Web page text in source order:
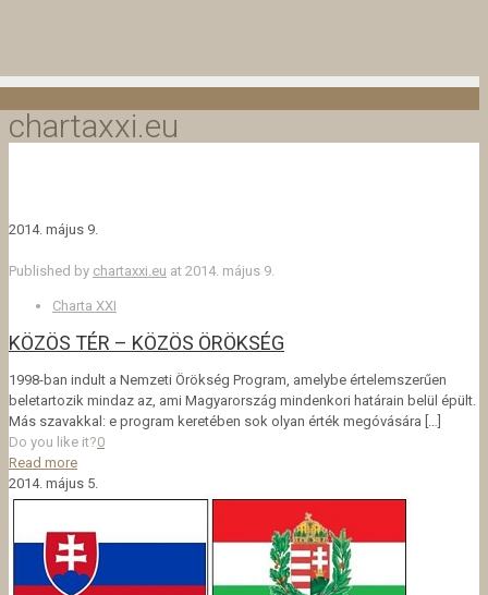
chartaxxi.eu
2014. május 9.
Published by chartaxxi.eu at 2014. május 9.
Charta XXI
KÖZÖS TÉR – KÖZÖS ÖRÖKSÉG
1998-ban indult a Nemzeti Örökség Program, amelybe értelemszerűen
beletartozik mindaz az, ami Magyarország mindenkori határain belül épült.
Más szavakkal: e program keretében sok olyan érték megóvására […]
Do you like it?0
Read more
2014. május 5.